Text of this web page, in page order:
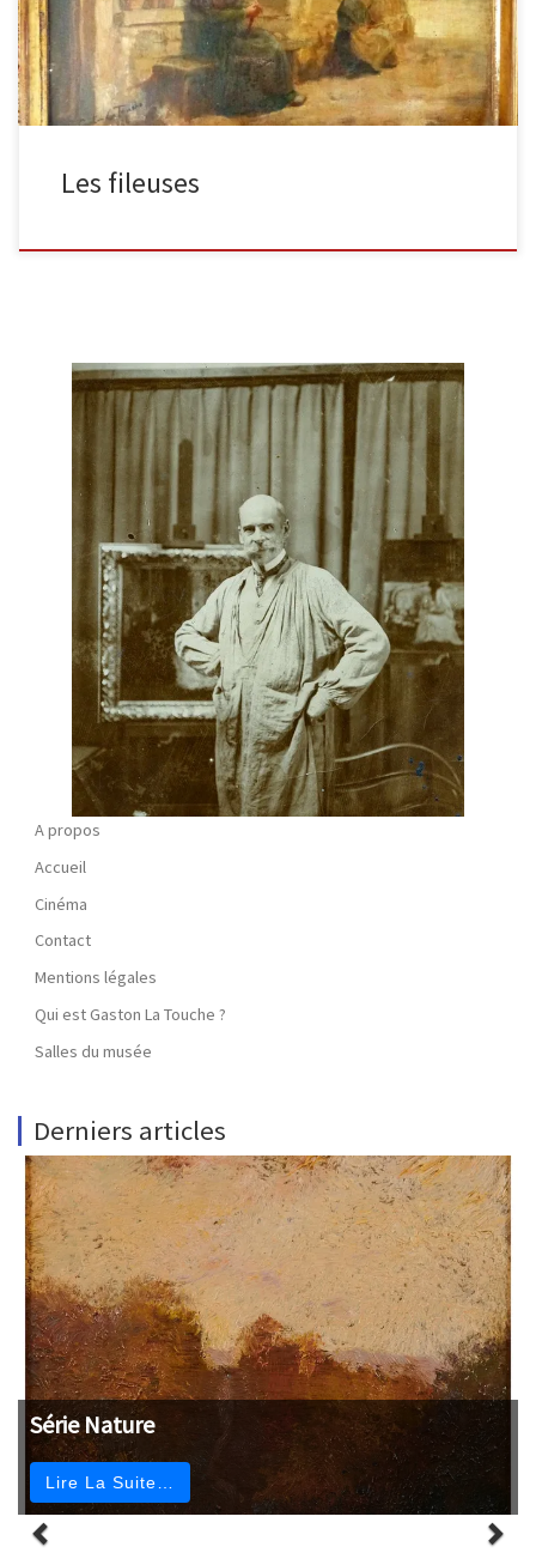
Les fileuses
A propos
Accueil
Cinéma
Contact
Mentions légales
Qui est Gaston La Touche ?
Salles du musée
Derniers articles
Série Nature
Lire La Suite…